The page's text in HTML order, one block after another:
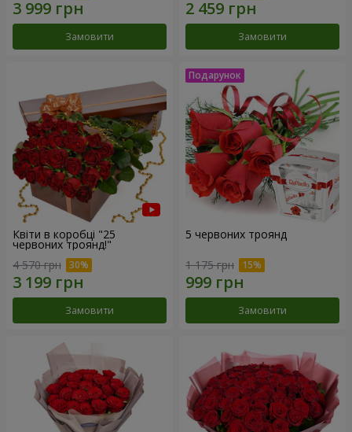
Замовити Замовити
Квіти в коробці "25
червоних троянд!"
4 570 грн
Замовити
5 червоних троянд
1 175 грн
Замовити